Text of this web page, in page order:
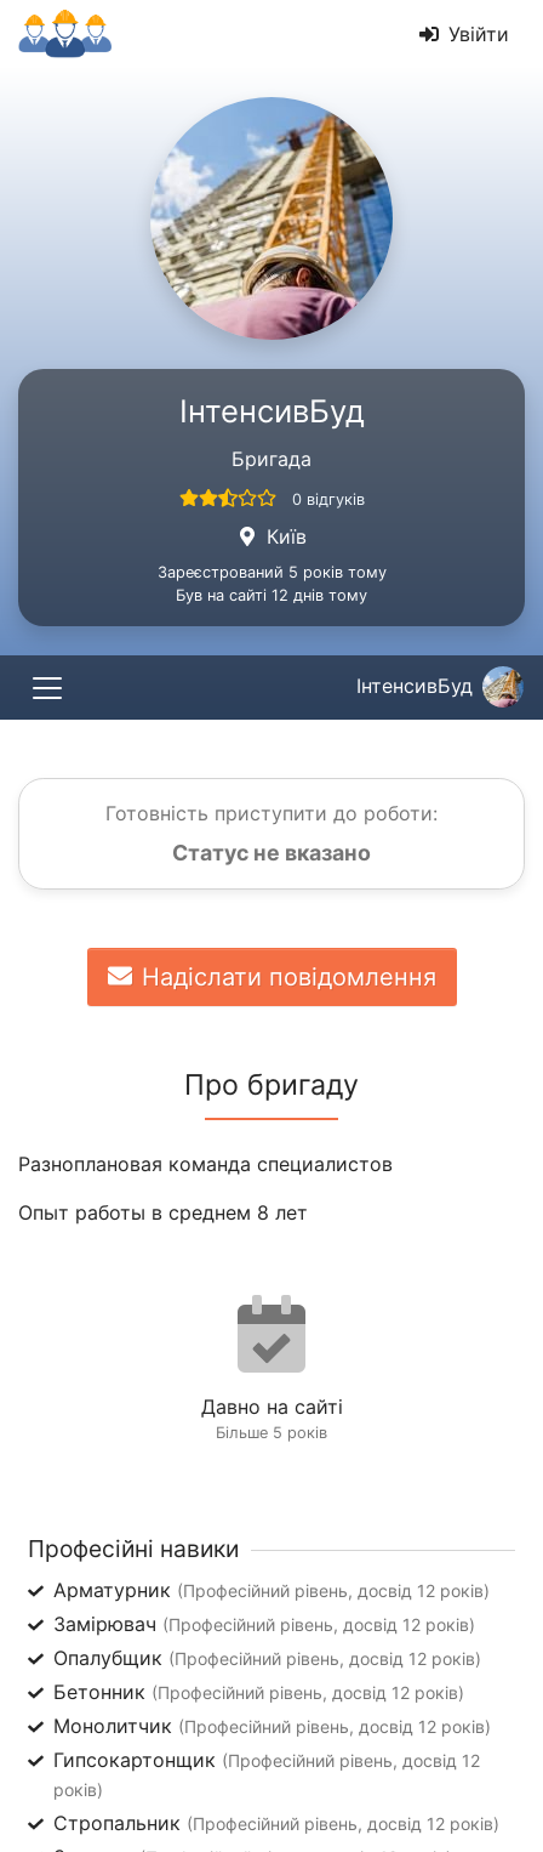
Увійти
ІнтенсивБуд
Бригада
0 відгуків
Київ
Зареєстрований 5 років тому
Був на сайті 12 днів тому
ІнтенсивБуд
Готовність приступити до роботи:
Статус не вказано
Надіслати повідомлення
Про бригаду
Разноплановая команда специалистов
Опыт работы в среднем 8 лет
Давно на сайті
Більше 5 років
Професійні навики
Арматурник (Професійний рівень, досвід 12 років)
Замірювач (Професійний рівень, досвід 12 років)
Опалубщик (Професійний рівень, досвід 12 років)
Бетонник (Професійний рівень, досвід 12 років)
Монолитчик (Професійний рівень, досвід 12 років)
Гипсокартонщик (Професійний рівень, досвід 12
років)
Стропальник (Професійний рівень, досвід 12 років)